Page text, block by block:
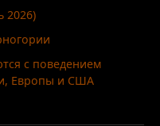
2026)
с поведением
Европы и США